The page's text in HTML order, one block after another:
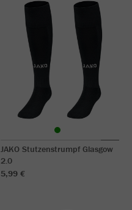
JAKO Stutzenstrumpf Glasgow
2.0
5,99 €